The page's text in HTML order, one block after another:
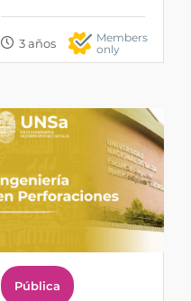
3 años
Members
only
Pública